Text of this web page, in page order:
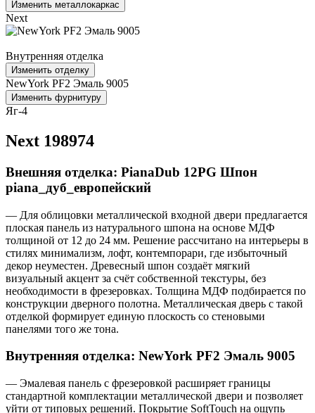
Изменить металлокаркас
Next
Внутренняя отделка
Изменить отделку
NewYork PF2 Эмаль 9005
Изменить фурнитуру
Яг-4
Next 198974
Внешняя отделка: PianaDub 12PG Шпон
piana_дуб_европейский
— Для облицовки металлической входной двери предлагается
плоская панель из натурального шпона на основе МДФ
толщиной от 12 до 24 мм. Решение рассчитано на интерьеры в
стилях минимализм, лофт, контемпорари, где избыточный
декор неуместен. Древесный шпон создаёт мягкий
визуальный акцент за счёт собственной текстуры, без
необходимости в фрезеровках. Толщина МДФ подбирается по
конструкции дверного полотна. Металлическая дверь с такой
отделкой формирует единую плоскость со стеновыми
панелями того же тона.
Внутренняя отделка: NewYork PF2 Эмаль 9005
— Эмалевая панель с фрезеровкой расширяет границы
стандартной комплектации металлической двери и позволяет
уйти от типовых решений. Покрытие SoftTouch на ощупь